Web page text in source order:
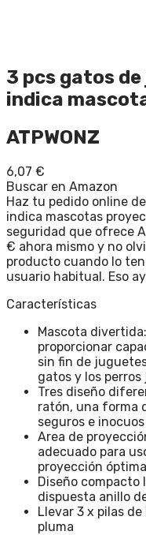
3 pcs gatos
indica
ATPWONZ
6,07 €
Buscar en Amazon
Haz tu pedido online
indica mascotas
seguridad que ofrece
€ ahora mismo y no
producto cuando lo
usuario habitual. Eso
Características
Mascota
proporcionar
sin fin de
gatos y los
Tres diseño
ratón, una forma
seguros e
Area de
adecuado para
proyección
Diseño compacto
dispuesta anillo
Llevar 3 x pilas
pluma